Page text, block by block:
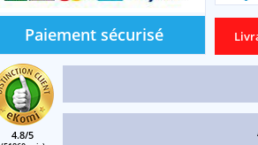
Paiement sécurisé
4.8/5